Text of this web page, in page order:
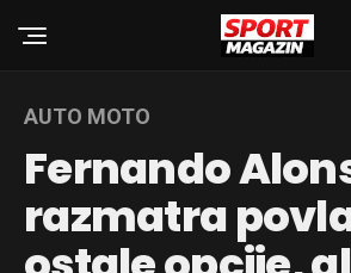
AUTO MOTO
Fernando
razmatra